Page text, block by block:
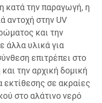
κατά την παραγωγή, η
αντοχή στην UV
και την
άλλα υλικά για
επιτρέπει στο
την αρχική δομική
εκτίθεσης σε ακραίες
στο αλάτινο νερό